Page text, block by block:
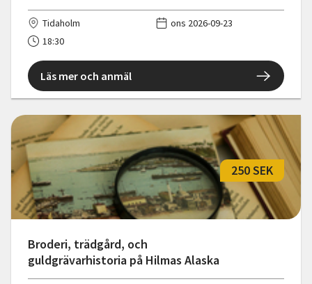
Tidaholm
ons 2026-09-23
18:30
Läs mer och anmäl
Broderi, trädgård, och
guldgrävarhistoria på Hilmas Alaska
250 SEK